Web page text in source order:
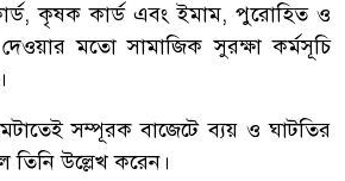
কৃষক কার্ড এবং ইমাম, পুরোহিত ও
দেওয়ার মতো সামাজিক সুরক্ষা কর্মসূচি
সম্পূরক বাজেটে ব্যয় ও ঘাটতির
তিনি উল্লেখ করেন।